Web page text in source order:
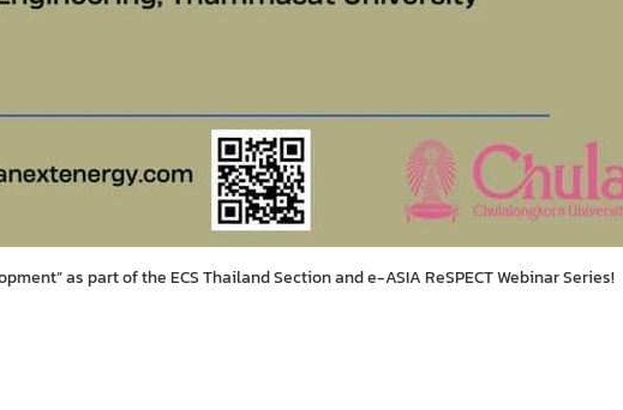
as part of the ECS Thailand Section and e-ASIA ReSPECT Webinar Series!